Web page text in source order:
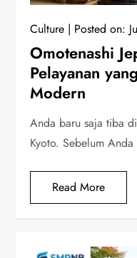
Culture Posted on:
Omotenashi
Pelayanan
Modern
Anda baru saja tiba
Kyoto. Sebelum
Read More